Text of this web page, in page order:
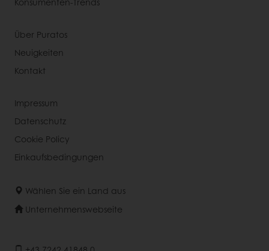
Über Puratos
Neuigkeiten
Kontakt
Impressum
Datenschutz
Cookie Policy
Einkaufsbedingungen
Wählen Sie ein Land aus
Unternehmenswebseite